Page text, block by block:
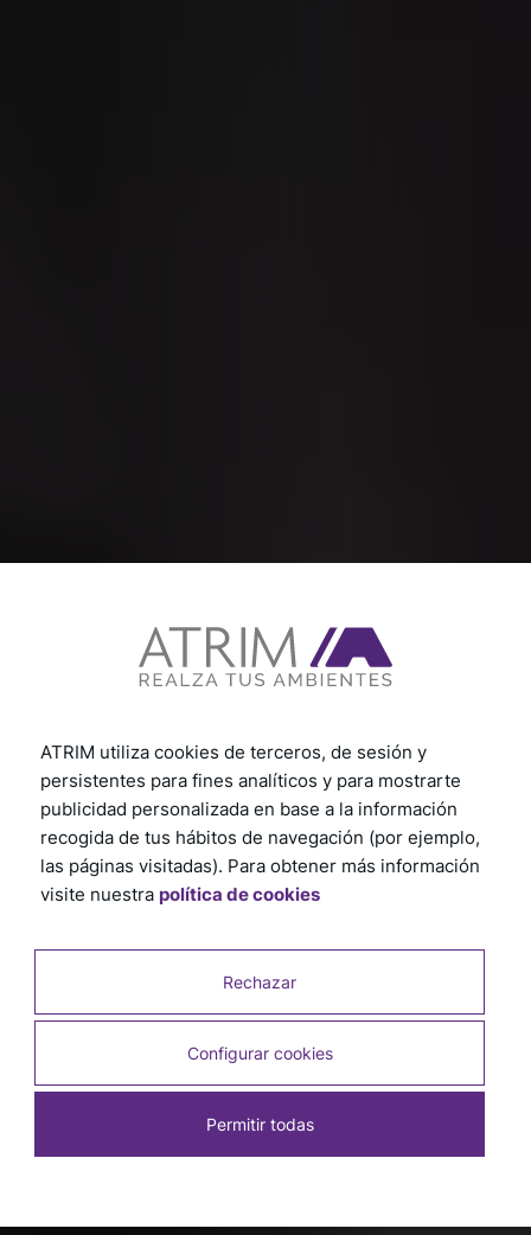
¡Únete a nuestro equipo!
Buscamos personas entusiastas que quieran crecer con
ENVIA TU CURRÍCULUM
ATRIM utiliza cookies de terceros, de sesión y
persistentes para fines analíticos y para mostrarte
publicidad personalizada en base a la información
recogida de tus hábitos de navegación (por ejemplo,
las páginas visitadas). Para obtener más información
visite nuestra política de cookies
Rechazar
Configurar cookies
Permitir todas